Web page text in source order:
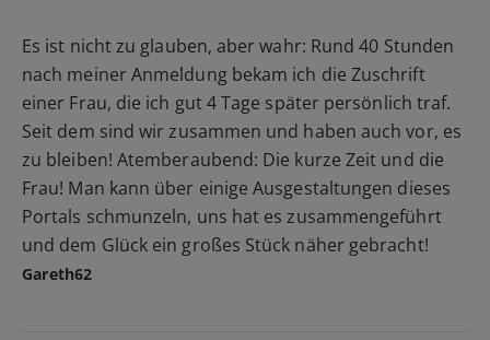
Es ist nicht zu glauben, aber wahr: Rund 40 Stunden
nach meiner Anmeldung bekam ich die Zuschrift
einer Frau, die ich gut 4 Tage später persönlich traf.
Seit dem sind wir zusammen und haben auch vor, es
zu bleiben! Atemberaubend: Die kurze Zeit und die
Frau! Man kann über einige Ausgestaltungen dieses
Portals schmunzeln, uns hat es zusammengeführt
und dem Glück ein großes Stück näher gebracht!
Gareth62